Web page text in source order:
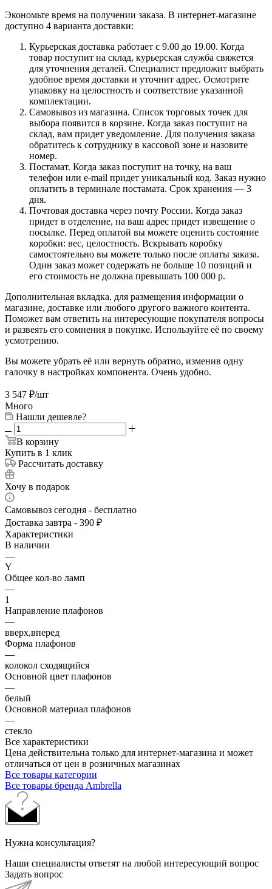
Экономьте время на получении заказа. В интернет-магазине
доступно 4 варианта доставки:
Курьерская доставка работает с 9.00 до 19.00. Когда
товар поступит на склад, курьерская служба свяжется
для уточнения деталей. Специалист предложит выбрать
удобное время доставки и уточнит адрес. Осмотрите
упаковку на целостность и соответствие указанной
комплектации.
Самовывоз из магазина. Список торговых точек для
выбора появится в корзине. Когда заказ поступит на
склад, вам придет уведомление. Для получения заказа
обратитесь к сотруднику в кассовой зоне и назовите
номер.
Постамат. Когда заказ поступит на точку, на ваш
телефон или e-mail придет уникальный код. Заказ нужно
оплатить в терминале постамата. Срок хранения — 3
дня.
Почтовая доставка через почту России. Когда заказ
придет в отделение, на ваш адрес придет извещение о
посылке. Перед оплатой вы можете оценить состояние
коробки: вес, целостность. Вскрывать коробку
самостоятельно вы можете только после оплаты заказа.
Один заказ может содержать не больше 10 позиций и
его стоимость не должна превышать 100 000 р.
Дополнительная вкладка, для размещения информации о
магазине, доставке или любого другого важного контента.
Поможет вам ответить на интересующие покупателя вопросы
и развеять его сомнения в покупке. Используйте её по своему
усмотрению.
Вы можете убрать её или вернуть обратно, изменив одну
галочку в настройках компонента. Очень удобно.
3 547 ₽/шт
Много
Нашли дешевле?
В корзину
Купить в 1 клик
Рассчитать доставку
Хочу в подарок
Самовывоз сегодня - бесплатно
Доставка завтра - 390 ₽
Характеристики
В наличии
—
Y
Общее кол-во ламп
—
1
Направление плафонов
—
вверх,вперед
Форма плафонов
—
колокол сходящийся
Основной цвет плафонов
—
белый
Основной материал плафонов
—
стекло
Все характеристики
Цена действительна только для интернет-магазина и может
отличаться от цен в розничных магазинах
Все товары категории
Все товары бренда Ambrella
Нужна консультация?
Наши специалисты ответят на любой интересующий вопрос
Задать вопрос